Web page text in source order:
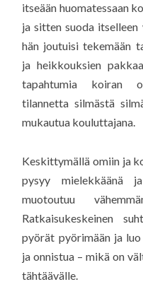
itseään huomatessaan
ja sitten suoda
hän joutuisi tekemään
ja heikkouksien
tapahtumia koiran
tilannetta silmästä
mukautua kouluttajana.
Keskittymällä omiin ja
pysyy mielekkäänä
muotoutuu
Ratkaisukeskeinen
pyörät pyörimään ja
ja onnistua – mikä on
tähtäävälle.